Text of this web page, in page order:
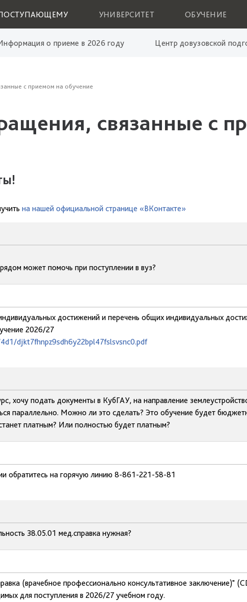
УНИВЕРСИТЕТ ОБУЧЕНИЕ
о приеме в 2026 году Центр довузовской
с приемом на обучение
связанные с
на нашей официальной странице «ВКонтакте»
может помочь при поступлении в вуз?
достижений и перечень общих индивидуальных
2026/27
djkt7fhnpz9sdh6y22bpl47fslsvsnc0.pdf
хочу подать документы в КубГАУ, на направление
параллельно. Можно ли это сделать? Это обучение будет
платным? Или полностью будет платным?
обратитесь на горячую линию 8-861-221-58-81
38.05.01 мед.справка нужная?
(врачебное профессионально консультативное заключение)"
для поступления в 2026/27 учебном году.